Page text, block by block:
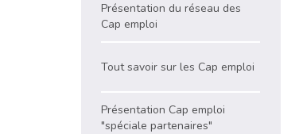
Présentation du réseau des
Cap emploi
Tout savoir sur les Cap emploi
Présentation Cap emploi
"spéciale partenaires"